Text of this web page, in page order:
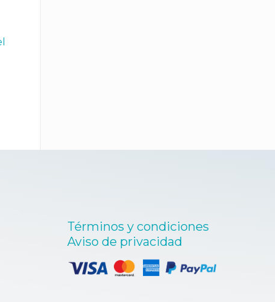
Términos y condiciones
Aviso de privacidad